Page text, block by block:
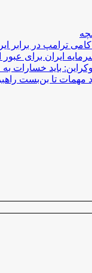
ترامپ در برابر
ایران برای
باید خسارات به
مهمات تا بن‌بست